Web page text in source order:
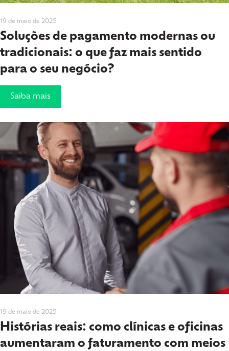
19 de maio de 2025
Soluções de pagamento modernas ou
tradicionais: o que faz mais sentido
para o seu negócio?
Saiba mais
19 de maio de 2025
Histórias reais: como clínicas e oficinas
aumentaram o faturamento com meios